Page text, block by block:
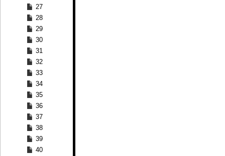
27
28
29
30
31
32
33
34
35
36
37
38
39
40